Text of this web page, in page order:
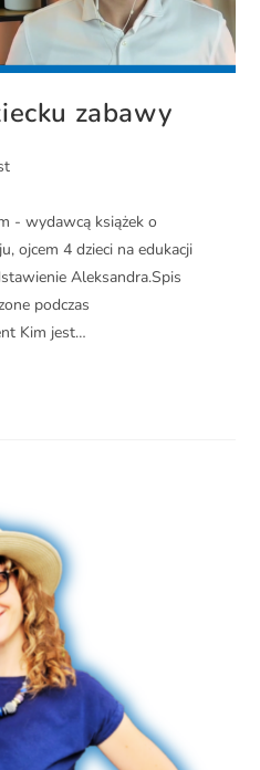
zabawy
- wydawcą książek o
ojcem 4 dzieci na edukacji
Aleksandra.Spis
podczas
Kim jest…